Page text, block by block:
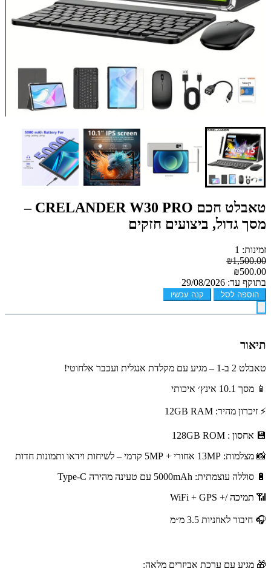
טאבלט חכם CRELANDER W30 PRO –
מסך גדול, ביצועים חזקים
זמינות: 1
₪1,500.00
₪500.00
בתוקף עד: 29/08/2026
הוספה לסל קנה עכשיו
תיאור
טאבלט 2 ב-1 – מגיע עם מקלדת אנגלית ועכבר אלחוטי!
📱 מסך 10.1 אינץ׳ איכותי
⚡ זיכרון מהיר: 12GB RAM
💾 אחסון : 128GB ROM
📸 מצלמות: 13MP אחורי + 5MP קדמי – לשיחות וידאו ותמונות חדות
🔋 סוללה עוצמתית: 5000mAh עם טעינה מהירה Type-C
📶 תמיכה /+ WiFi + GPS
🎧 חיבור לאוזניות 3.5 מ״מ
🎁 מגיע עם ערכת אביזרים מלאה: